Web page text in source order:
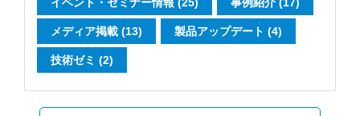
メディア掲載 (13) 製品アップデート (4)
技術ゼミ (2)